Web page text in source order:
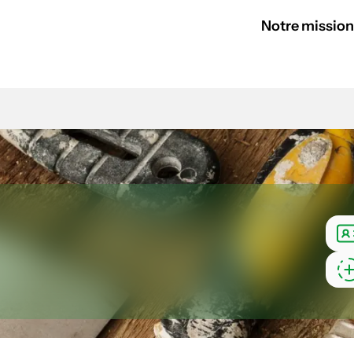
Notre mission